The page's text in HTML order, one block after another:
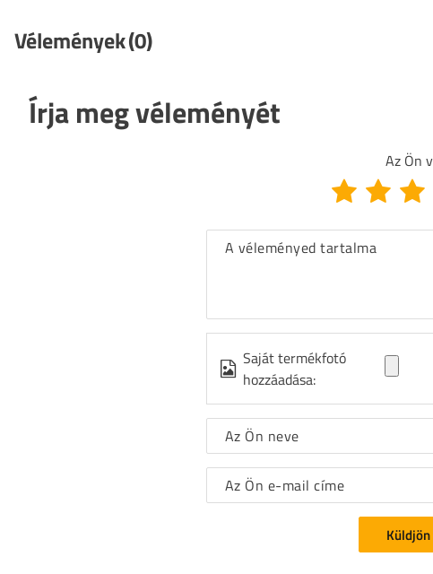
Vélemények(0)
Írja meg véleményét
Az Ön
A véleményed tartalma
Saját termékfotó
hozzáadása:
Az Ön neve
Az Ön e-mail címe